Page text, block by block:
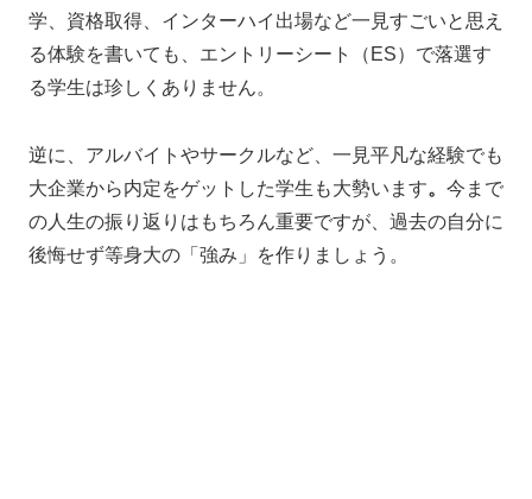
学、資格取得、インターハイ出場など一見すごいと思え
る体験を書いても、エントリーシート（ES）で落選す
る学生は珍しくありません。
逆に、アルバイトやサークルなど、一見平凡な経験でも
大企業から内定をゲットした学生も大勢います。 今まで
の人生の振り返りはもちろん重要ですが、過去の自分に
後悔せず等身大の「強み」を作りましょう。